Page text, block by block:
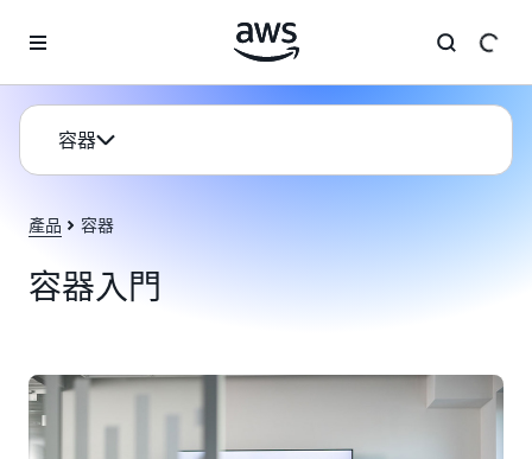
容器
產品 容器
容器入門